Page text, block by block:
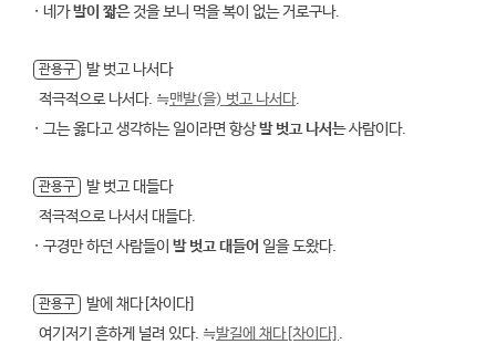
· 네가발이 짧은것을 보니 먹을 복이 없는 거로구나.
관용구
발 벗고 나서다
적극적으로 나서다. ≒맨발(을) 벗고 나서다.
· 그는 옳다고 생각하는 일이라면 항상발 벗고 나서는사람이다.
관용구
발 벗고 대들다
적극적으로 나서서 대들다.
· 구경만 하던 사람들이 발 벗고 대들어 일을 도왔다.
관용구
발에 채다[차이다]
여기저기 흔하게 널려 있다. ≒발길에 채다[차이다] .